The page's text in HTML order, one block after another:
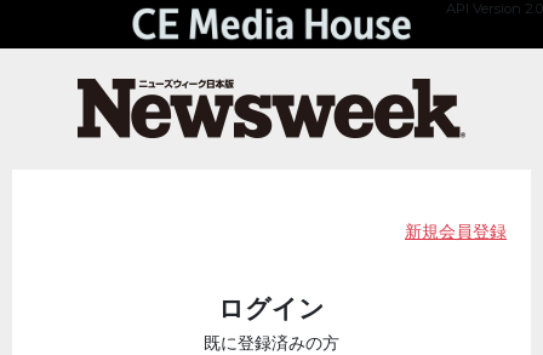
API Version 2.0
新規会員登録
ログイン
既に登録済みの方